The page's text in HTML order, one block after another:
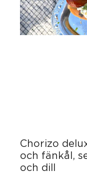
Chorizo
och fänkål,
och dill